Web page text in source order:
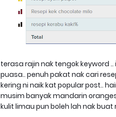
terasa rajin nak tengok keyword
puasa.. penuh pakat nak cari
kering ni naik kat popular post..
musim banyak mandarin
kulit limau pun boleh lah nak buat